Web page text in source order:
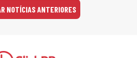
NOTÍCIAS ANTERIORES